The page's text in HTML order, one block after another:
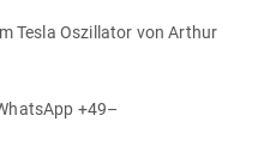
Tesla Oszil­lator von Arthur
+49–